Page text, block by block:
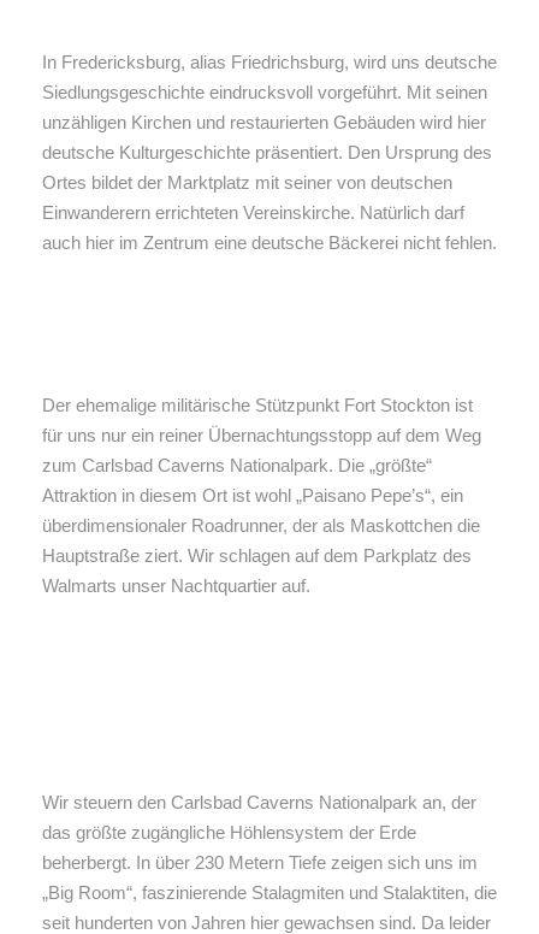
In Fredericksburg, alias Friedrichsburg, wird uns deutsche
Siedlungsgeschichte eindrucksvoll vorgeführt. Mit seinen
unzähligen Kirchen und restaurierten Gebäuden wird hier
deutsche Kulturgeschichte präsentiert. Den Ursprung des
Ortes bildet der Marktplatz mit seiner von deutschen
Einwanderern errichteten Vereinskirche. Natürlich darf
auch hier im Zentrum eine deutsche Bäckerei nicht fehlen.
Der ehemalige militärische Stützpunkt Fort Stockton ist
für uns nur ein reiner Übernachtungsstopp auf dem Weg
zum Carlsbad Caverns Nationalpark. Die „größte“
Attraktion in diesem Ort ist wohl „Paisano Pepe’s“, ein
überdimensionaler Roadrunner, der als Maskottchen die
Hauptstraße ziert. Wir schlagen auf dem Parkplatz des
Walmarts unser Nachtquartier auf.
Wir steuern den Carlsbad Caverns Nationalpark an, der
das größte zugängliche Höhlensystem der Erde
beherbergt. In über 230 Metern Tiefe zeigen sich uns im
„Big Room“, faszinierende Stalagmiten und Stalaktiten, die
seit hunderten von Jahren hier gewachsen sind. Da leider